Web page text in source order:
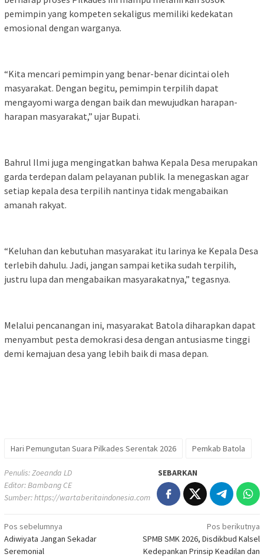
pemimpin yang kompeten sekaligus memiliki kedekatan
emosional dengan warganya.
“Kita mencari pemimpin yang benar-benar dicintai oleh
masyarakat. Dengan begitu, pemimpin terpilih dapat
mengayomi warga dengan baik dan mewujudkan harapan-
harapan masyarakat,” ujar Bupati.
Bahrul Ilmi juga mengingatkan bahwa Kepala Desa merupakan
garda terdepan dalam pelayanan publik. Ia menegaskan agar
setiap kepala desa terpilih nantinya tidak mengabaikan
amanah rakyat.
“Keluhan dan kebutuhan masyarakat itu larinya ke Kepala Desa
terlebih dahulu. Jadi, jangan sampai ketika sudah terpilih,
justru lupa dan mengabaikan masyarakatnya,” tegasnya.
Melalui pencanangan ini, masyarakat Batola diharapkan dapat
menyambut pesta demokrasi desa dengan antusiasme tinggi
demi kemajuan desa yang lebih baik di masa depan.
Hari Pemungutan Suara Pilkades Serentak 2026 Pemkab Batola
Penulis: Zoeanda LD
Editor: Bambang CE
Sumber:https://wartaberitaindonesia.com
SEBARKAN
Navigasi
pos
Pos sebelumnya
Adiwiyata Jangan Sekadar
Seremonial
Pos berikutnya
SPMB SMK 2026, Disdikbud Kalsel
Kedepankan Prinsip Keadilan dan